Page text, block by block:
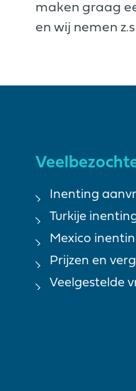
maken graag
en wij nemen
Inenting
Turkije
Mexico
Prijzen en
Veelgestelde